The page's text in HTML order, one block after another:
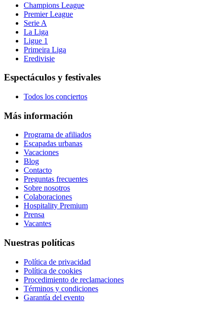
Champions League
Premier League
Serie A
La Liga
Ligue 1
Primeira Liga
Eredivisie
Espectáculos y festivales
Todos los conciertos
Más información
Programa de afiliados
Escapadas urbanas
Vacaciones
Blog
Contacto
Preguntas frecuentes
Sobre nosotros
Colaboraciones
Hospitality Premium
Prensa
Vacantes
Nuestras políticas
Política de privacidad
Política de cookies
Procedimiento de reclamaciones
Términos y condiciones
Garantía del evento